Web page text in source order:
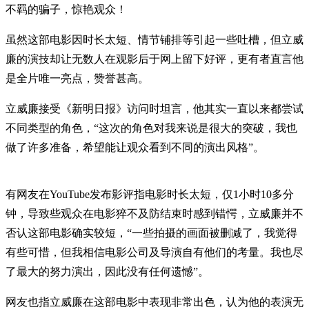
不羁的骗子，惊艳观众！
虽然这部电影因时长太短、情节铺排等引起一些吐槽，但立威
廉的演技却让无数人在观影后于网上留下好评，更有者直言他
是全片唯一亮点，赞誉甚高。
立威廉接受《新明日报》访问时坦言，他其实一直以来都尝试
不同类型的角色，“这次的角色对我来说是很大的突破，我也
做了许多准备，希望能让观众看到不同的演出风格”。
有网友在YouTube发布影评指电影时长太短，仅1小时10多分
钟，导致些观众在电影猝不及防结束时感到错愕，立威廉并不
否认这部电影确实较短，“一些拍摄的画面被删减了，我觉得
有些可惜，但我相信电影公司及导演自有他们的考量。我也尽
了最大的努力演出，因此没有任何遗憾”。
网友也指立威廉在这部电影中表现非常出色，认为他的表演无